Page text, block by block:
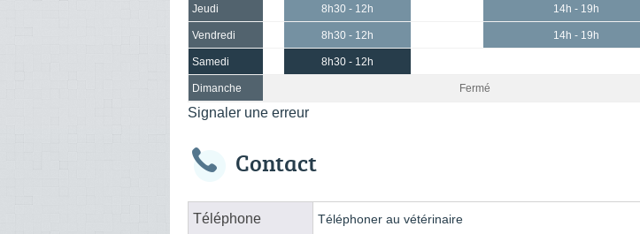
Jeudi 8h30 - 12h 14h - 19h
Vendredi 8h30 - 12h 14h - 19h
Samedi 8h30 - 12h
Dimanche Fermé
Signaler une erreur
Contact
Téléphone Téléphoner au vétérinaire